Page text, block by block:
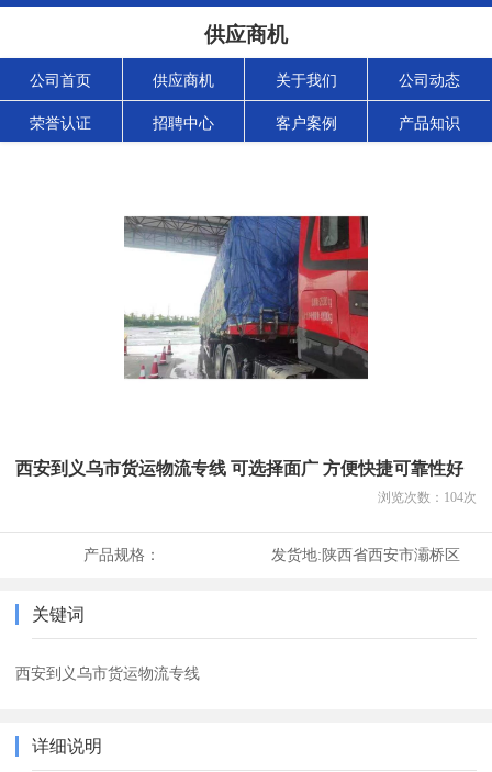
供应商机
公司首页 供应商机 关于我们 公司动态
荣誉认证 招聘中心 客户案例 产品知识
西安到义乌市货运物流专线 可选择面广 方便快捷可靠性好
浏览次数： 104次
产品规格： 发货地:陕西省西安市灞桥区
关键词
西安到义乌市货运物流专线
详细说明